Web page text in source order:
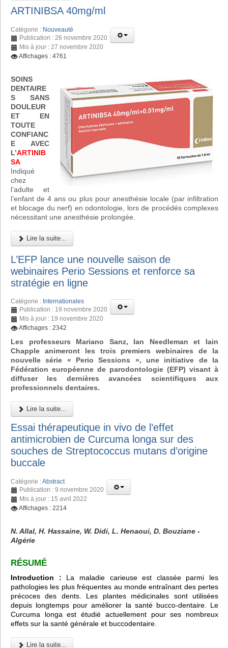
ARTINIBSA 40mg/ml
Catégorie : Nouveauté
Publication : 26 novembre 2020
Mis à jour : 27 novembre 2020
Affichages : 4761
SOINS
DENTAIRE
S SANS
DOULEUR
ET EN
TOUTE
CONFIANC
E AVEC
L’ARTINIB
SA
Indiqué
chez
l’adulte et
l’enfant de 4 ans ou plus pour anesthésie locale (par infiltration
et blocage du nerf) en odontologie, lors de procédés complexes
nécessitant une anesthésie prolongée.
Lire la suite...
L’EFP lance une nouvelle saison de
webinaires Perio Sessions et renforce sa
stratégie en ligne
Catégorie : Internationales
Publication : 19 novembre 2020
Mis à jour : 19 novembre 2020
Affichages : 2342
Les professeurs Mariano Sanz, Ian Needleman et Iain
Chapple animeront les trois premiers webinaires de la
nouvelle série « Perio Sessions », une initiative de la
Fédération européenne de parodontologie (EFP) visant à
diffuser les dernières avancées scientifiques aux
professionnels dentaires.
Lire la suite...
Essai thérapeutique in vivo de l’effet
antimicrobien de Curcuma longa sur des
souches de Streptococcus mutans d’origine
buccale
Catégorie :Abstract
Publication : 9 novembre 2020
Mis à jour : 15 avril 2022
Affichages : 2214
N. Allal, H. Hassaine, W. Didi, L. Henaoui, D. Bouziane -
Algérie
RÉSUMÉ
Introduction : La maladie carieuse est classée parmi les
pathologies les plus fréquentes au monde entraînant des pertes
précoces des dents. Les plantes médicinales sont utilisées
depuis longtemps pour améliorer la santé bucco-dentaire. Le
Curcuma longa est étudié actuellement pour ses nombreux
effets sur la santé générale et buccodentaire.
Lire la suite...